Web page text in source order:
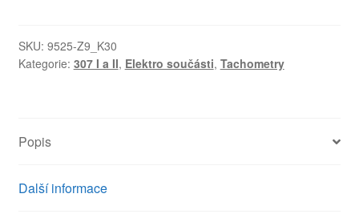
Peugeot
307
SKU: 9525-Z9_K30
Kategorie: 307 I a II, Elektro součásti, Tachometry
Popis
Další informace